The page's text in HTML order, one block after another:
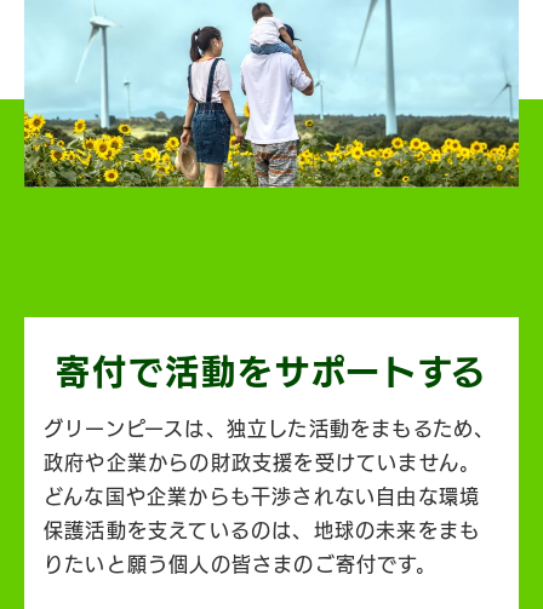
寄付で活動をサポートする
グリーンピースは、独立した活動をまもるため、
政府や企業からの財政支援を受けていません。
どんな国や企業からも干渉されない自由な環境
保護活動を支えているのは、地球の未来をまも
りたいと願う個人の皆さまのご寄付です。